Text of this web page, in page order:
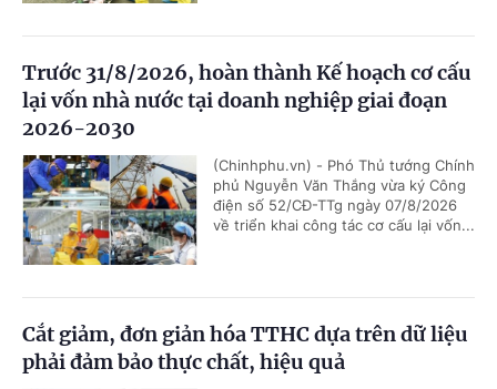
Trước 31/8/2026, hoàn thành Kế hoạch cơ cấu
lại vốn nhà nước tại doanh nghiệp giai đoạn
2026-2030
(Chinhphu.vn) - Phó Thủ tướng Chính
phủ Nguyễn Văn Thắng vừa ký Công
điện số 52/CĐ-TTg ngày 07/8/2026
về triển khai công tác cơ cấu lại vốn...
Cắt giảm, đơn giản hóa TTHC dựa trên dữ liệu
phải đảm bảo thực chất, hiệu quả